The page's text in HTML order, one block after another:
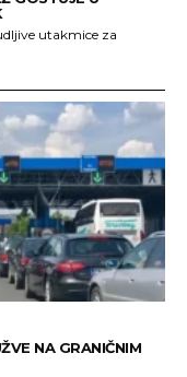
utakmice za
NA GRANIČNIM